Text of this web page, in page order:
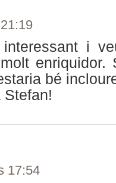
i
enriquidor.
bé
Stefan!
17:54